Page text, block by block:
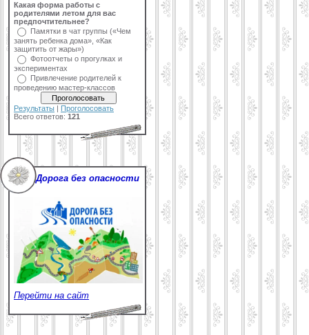
Какая форма работы с
родителями летом для вас
предпочтительнее?
Памятки в чат группы («Чем
занять ребенка дома», «Как
защитить от жары»)
Фотоотчеты о прогулках и
экспериментах
Привлечение родителей к
проведению мастер-классов
Результаты | Проголосовать
Всего ответов: 121
Дорога без опасности
Перейти на сайт